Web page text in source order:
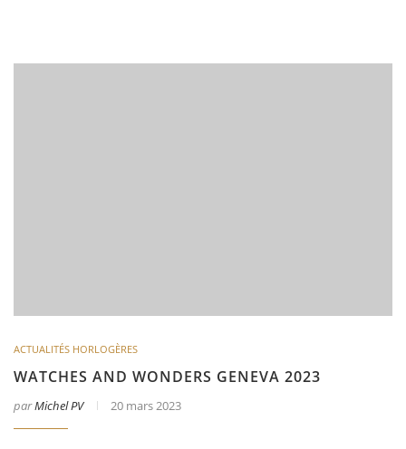
ACTUALITÉS HORLOGÈRES
WATCHES AND WONDERS GENEVA 2023
parMichel PV 20 mars 2023